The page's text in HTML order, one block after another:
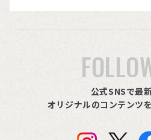
公式SNSで最
オリジナルのコンテンツ